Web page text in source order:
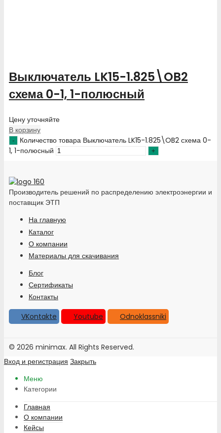
Выключатель LK15-1.825\OB2
схема 0-1, 1-полюсный
Цену уточняйте
В корзину
Количество товара Выключатель LK15-1.825\OB2 схема 0-
1, 1-полюсный
Производитель решений по распределению электроэнергии и
поставщик ЭТП
На главную
Каталог
О компании
Материалы для скачивания
Блог
Сертификаты
Контакты
VKontakte
Youtube Odnoklassniki
© 2026 minimax. All Rights Reserved.
Вход и регистрация Закрыть
Меню
Категории
Главная
О компании
Кейсы